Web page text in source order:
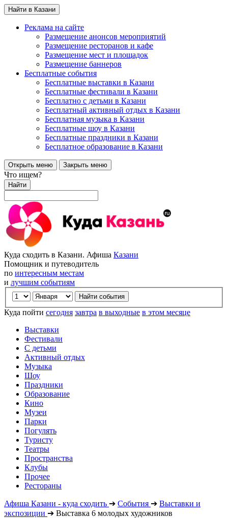
Найти в Казани
Реклама на сайте
Размещение анонсов мероприятий
Размещение ресторанов и кафе
Размещение мест и площадок
Размещение баннеров
Бесплатные события
Бесплатные выставки в Казани
Бесплатные фестивали в Казани
Бесплатно с детьми в Казани
Бесплатный активный отдых в Казани
Бесплатная музыка в Казани
Бесплатные шоу в Казани
Бесплатные праздники в Казани
Бесплатное образование в Казани
Открыть меню Закрыть меню
Что ищем?
Найти
Куда сходить в Казани. Афиша Казани
Помощник и путеводитель
по интересным местам
и лучшим событиям
Куда пойти сегодня завтра в выходные в этом месяце
Выставки
Фестивали
С детьми
Активный отдых
Музыка
Шоу
Праздники
Образование
Кино
Музеи
Парки
Погулять
Туристу
Театры
Пространства
Клубы
Прочее
Рестораны
Афиша Казани - куда сходить ➔ События ➔ Выставки и
экспозиции ➔ Выставка 6 молодых художников